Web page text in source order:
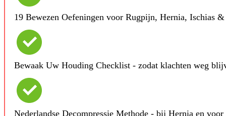
19 Bewezen Oefeningen voor Rugpijn, Hernia, Ischias
Bewaak Uw Houding Checklist - zodat klachten weg
Nederlandse Decompressie Methode - bij Hernia en